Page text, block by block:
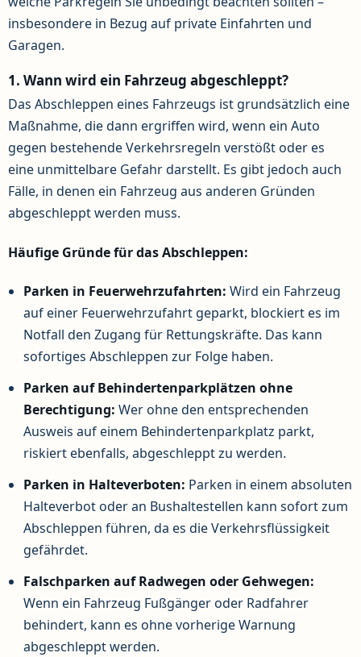
insbesondere in Bezug auf private Einfahrten und
Garagen.
1. Wann wird ein Fahrzeug abgeschleppt?
Das Abschleppen eines Fahrzeugs ist grundsätzlich eine
Maßnahme, die dann ergriffen wird, wenn ein Auto
gegen bestehende Verkehrsregeln verstößt oder es
eine unmittelbare Gefahr darstellt. Es gibt jedoch auch
Fälle, in denen ein Fahrzeug aus anderen Gründen
abgeschleppt werden muss.
Häufige Gründe für das Abschleppen:
Parken in Feuerwehrzufahrten: Wird ein Fahrzeug
auf einer Feuerwehrzufahrt geparkt, blockiert es im
Notfall den Zugang für Rettungskräfte. Das kann
sofortiges Abschleppen zur Folge haben.
Parken auf Behindertenparkplätzen ohne
Berechtigung: Wer ohne den entsprechenden
Ausweis auf einem Behindertenparkplatz parkt,
riskiert ebenfalls, abgeschleppt zu werden.
Parken in Halteverboten: Parken in einem absoluten
Halteverbot oder an Bushaltestellen kann sofort zum
Abschleppen führen, da es die Verkehrsflüssigkeit
gefährdet.
Falschparken auf Radwegen oder Gehwegen:
Wenn ein Fahrzeug Fußgänger oder Radfahrer
behindert, kann es ohne vorherige Warnung
abgeschleppt werden.